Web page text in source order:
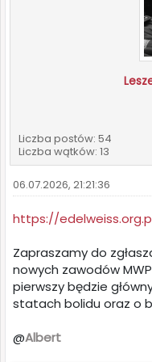
Liczba postów: 54
Liczba wątków: 13
06.07.2026, 21:21:36
https://
Zapraszamy do
nowych zawodów
pierwszy będzie
statach bolidu oraz o
@Albert